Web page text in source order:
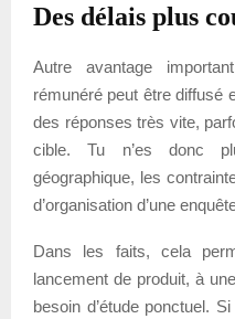
Des délais plus
Autre avantage
rémunéré peut être diffusé
des réponses très vite,
cible. Tu n’es donc
géographique, les
d’organisation d’une
Dans les faits, cela
lancement de produit, à
besoin d’étude ponctuel.